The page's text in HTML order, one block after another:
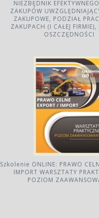
NIEZBĘDNIK
ZAKUPÓW
ZAKUPOWE, PODZIAŁ
ZAKUPACH (I CAŁEJ
OSZCZĘDNOŚCI
Szkolenie ONLINE: PRAWO
IMPORT WARSZTATY
POZIOM